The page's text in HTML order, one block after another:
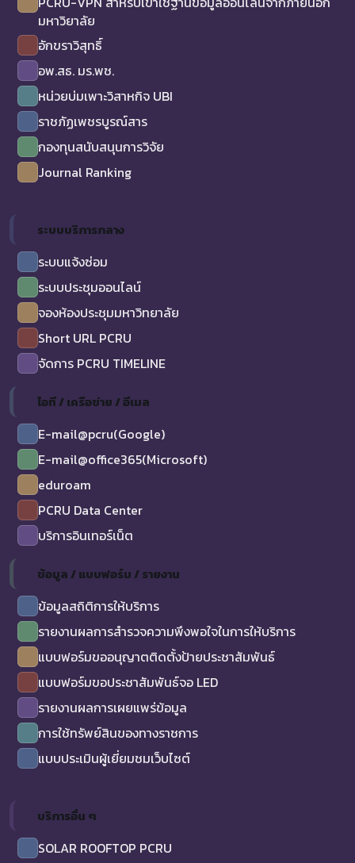
มหาวิยาลัย
อักขราวิสุทธิ์
อพ.สธ. มร.พช.
หน่วยบ่มเพาะวิสาหกิจ UBI
ราชภัฏเพชรบูรณ์สาร
กองทุนสนับสนุนการวิจัย
Journal Ranking
ระบบบริการกลาง
ระบบแจ้งซ่อม
ระบบประชุมออนไลน์
จองห้องประชุมมหาวิทยาลัย
Short URL PCRU
จัดการ PCRU TIMELINE
ไอที / เครือข่าย / อีเมล
E-mail@pcru(Google)
E-mail@office365(Microsoft)
eduroam
PCRU Data Center
บริการอินเทอร์เน็ต
ข้อมูล / แบบฟอร์ม / รายงาน
ข้อมูลสถิติการให้บริการ
รายงานผลการสำรวจความพึงพอใจในการให้บริการ
แบบฟอร์มขออนุญาตติดตั้งป้ายประชาสัมพันธ์
แบบฟอร์มขอประชาสัมพันธ์จอ LED
รายงานผลการเผยแพร่ข้อมูล
การใช้ทรัพย์สินของทางราชการ
แบบประเมินผู้เยี่ยมชมเว็บไซต์
บริการอื่น ๆ
SOLAR ROOFTOP PCRU